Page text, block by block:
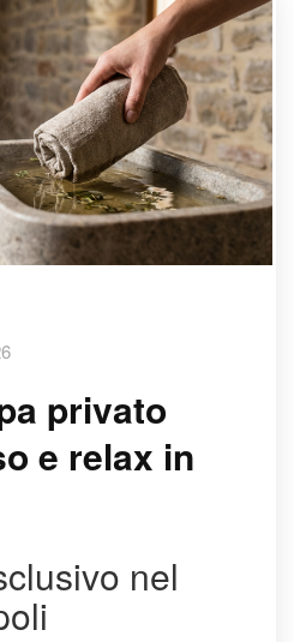
privato
e relax in
nel